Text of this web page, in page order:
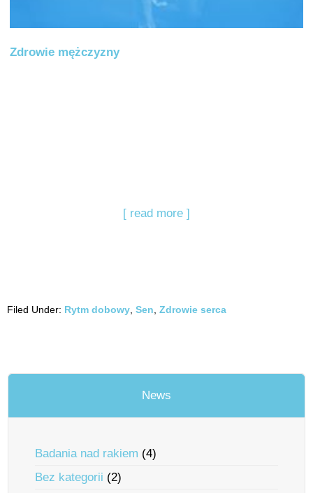
Zdrowie mężczyzny
[ read more ]
Filed Under: Rytm dobowy Sen Zdrowie serca
News
Badania nad rakiem (4)
Bez kategorii (2)